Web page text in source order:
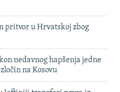
pritvor u Hrvatskoj zbog
nedavnog hapšenja jedne
na Kosovu